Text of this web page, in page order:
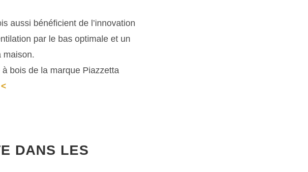
aussi bénéficient de l’innovation
par le bas optimale et un
maison.
bois de la marque Piazzetta
DANS LES